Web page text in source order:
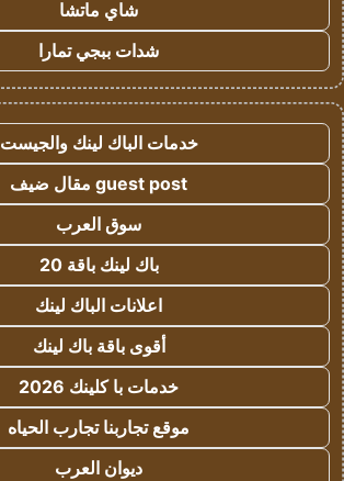
شاي ماتشا
شدات ببجي تمارا
خدمات الباك لينك والجيست
guest post مقال ضيف
سوق العرب
باك لينك باقة 20
اعلانات الباك لينك
أقوى باقة باك لينك
خدمات با كلينك 2026
موقع تجاربنا تجارب الحياه
ديوان العرب